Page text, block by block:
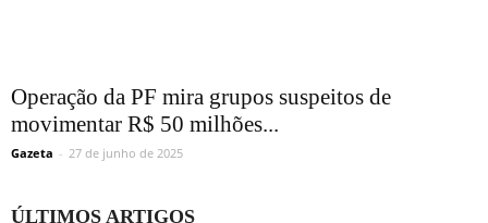
Operação da PF mira grupos suspeitos de
movimentar R$ 50 milhões...
Gazeta - 27 de junho de 2025
ÚLTIMOS ARTIGOS